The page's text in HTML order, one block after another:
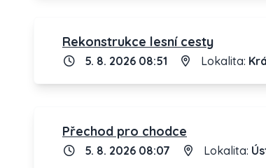
Rekonstrukce lesní cesty
5. 8. 2026 08:51 Lokalita:
Přechod pro chodce
5. 8. 2026 08:07 Lokalita: